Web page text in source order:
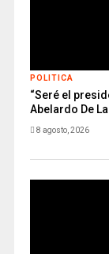
POLITICA
“Seré el
Abelardo De
8 agosto, 2026